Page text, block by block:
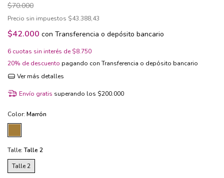
$70.000
Precio sin impuestos $43.388,43
$42.000 con Transferencia o depósito bancario
6 cuotas sin interés de$8.750
20% de descuento pagando con Transferencia o depósito bancario
Ver más detalles
Envío gratis superando los $200.000
Color: Marrón
Talle:Talle 2
Talle 2